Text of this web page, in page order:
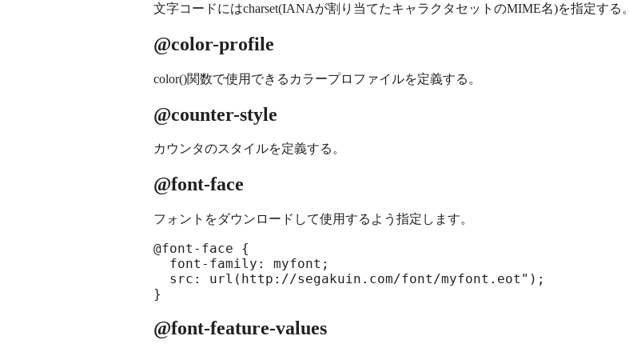
文字コードにはcharset(IANAが割り当てたキャラクタセットのMIME名)を指定する。
@color-profile
color()関数で使用できるカラープロファイルを定義する。
@counter-style
カウンタのスタイルを定義する。
@font-face
フォントをダウンロードして使用するよう指定します。
@font-face {
  font-family: myfont;
  src: url(http://segakuin.com/font/myfont.eot");
}
@font-feature-values